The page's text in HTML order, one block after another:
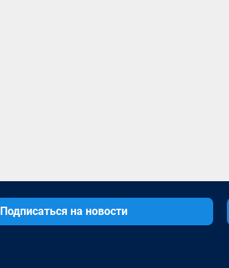
Подписаться на новости